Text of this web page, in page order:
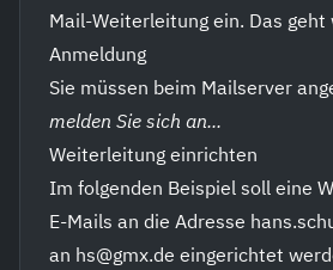
Mail-Weiterleitung ein. Das geht
Anmeldung
Sie müssen beim Mailserver
melden Sie sich an...
Weiterleitung einrichten
Im folgenden Beispiel soll eine
E-Mails an die Adresse
an hs@gmx.de eingerichtet